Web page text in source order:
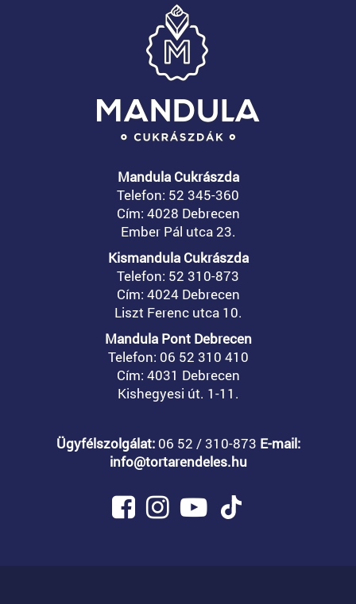
Mandula Cukrászda
Telefon: 52 345-360
Cím: 4028 Debrecen
Ember Pál utca 23.
Kismandula Cukrászda
Telefon: 52 310-873
Cím: 4024 Debrecen
Liszt Ferenc utca 10.
Mandula Pont Debrecen
Telefon: 06 52 310 410
Cím: 4031 Debrecen
Kishegyesi út. 1-11.
Ügyfélszolgálat:06 52 / 310-873 E-mail:
info@tortarendeles.hu